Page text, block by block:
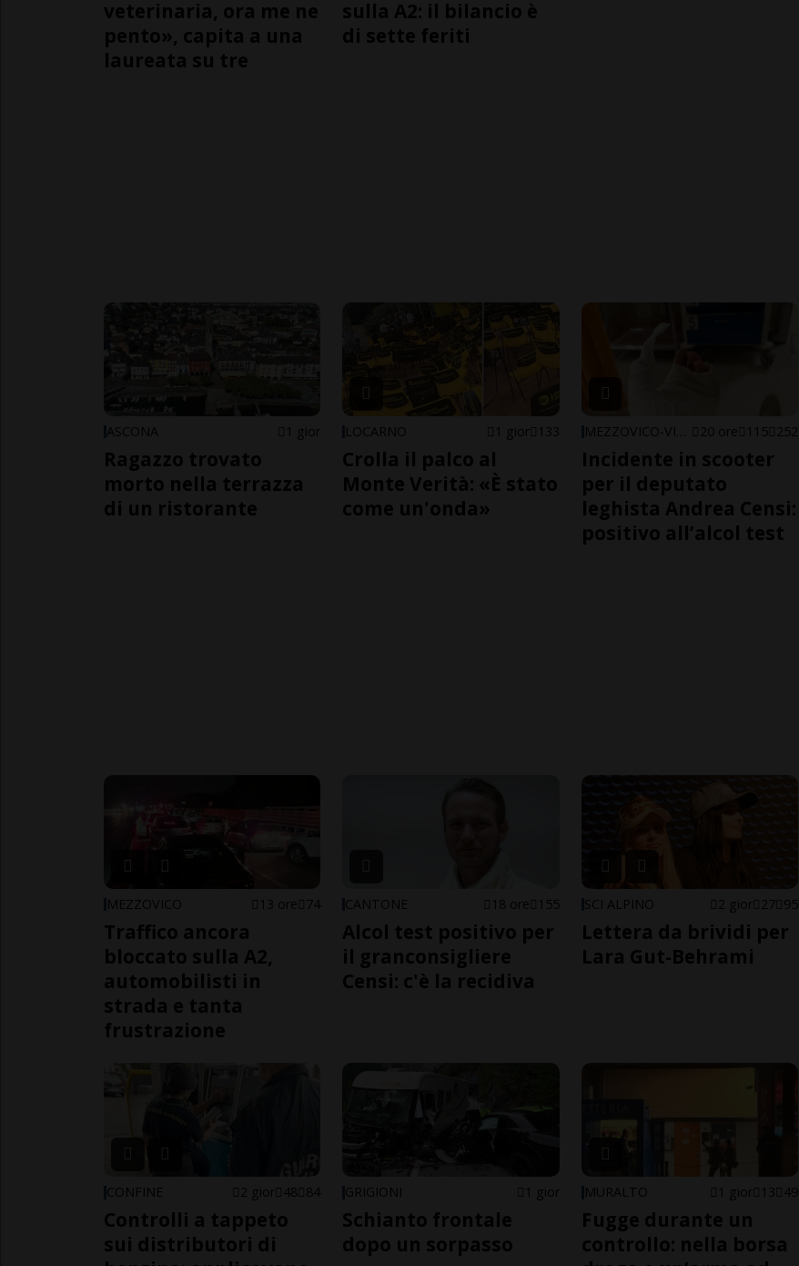
veterinaria, ora me ne
pento», capita a una
laureata su tre
sulla A2: il bilancio è
di sette feriti
ASCONA 1 gior
Ragazzo trovato
morto nella terrazza
di un ristorante
LOCARNO 1 gior 133
Crolla il palco al
Monte Verità: «È stato
come un'onda»
20 ore 115 252
Incidente in scooter
per il deputato
leghista Andrea Censi:
positivo all’alcol test
MEZZOVICO 13 ore 74
Traffico ancora
bloccato sulla A2,
automobilisti in
strada e tanta
frustrazione
CANTONE 18 ore 155
Alcol test positivo per
il granconsigliere
Censi: c'è la recidiva
SCI ALPINO 2 gior 27 95
Lettera da brividi per
Lara Gut-Behrami
CONFINE 2 gior 48 84
Controlli a tappeto
sui distributori di
GRIGIONI 1 gior
Schianto frontale
dopo un sorpasso
MURALTO 1 gior 13 49
Fugge durante un
controllo: nella borsa